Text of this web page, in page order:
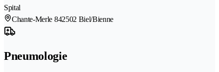
Spital
Chante-Merle 842502 Biel/Bienne
Pneumologie